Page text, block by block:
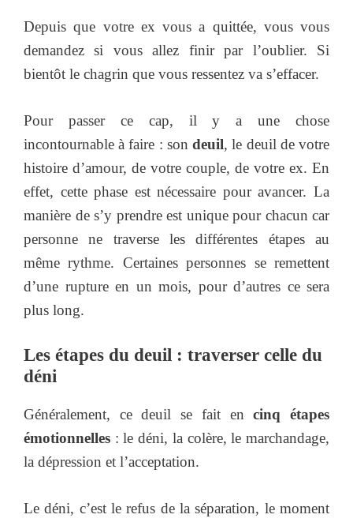
Depuis que votre ex vous a quittée, vous vous
demandez si vous allez finir par l’oublier. Si
bientôt le chagrin que vous ressentez va s’effacer.
Pour passer ce cap, il y a une chose
incontournable à faire : sondeuil, le deuil de votre
histoire d’amour, de votre couple, de votre ex. En
effet, cette phase est nécessaire pour avancer. La
manière de s’y prendre est unique pour chacun car
personne ne traverse les différentes étapes au
même rythme. Certaines personnes se remettent
d’une rupture en un mois, pour d’autres ce sera
plus long.
Les étapes du deuil : traverser celle du
déni
Généralement, ce deuil se fait encinq étapes
émotionnelles : le déni, la colère, le marchandage,
la dépression et l’acceptation.
Le déni, c’est le refus de la séparation, le moment